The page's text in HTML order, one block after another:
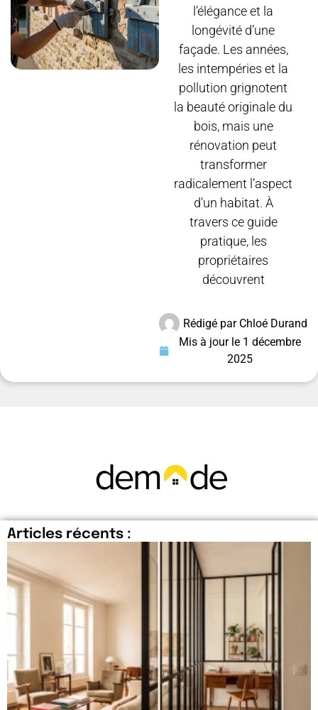
l’élégance et la
longévité d’une
façade. Les années,
les intempéries et la
pollution grignotent
la beauté originale du
bois, mais une
rénovation peut
transformer
radicalement l’aspect
d’un habitat. À
travers ce guide
pratique, les
propriétaires
découvrent
Rédigé par Chloé Durand
Mis à jour le 1 décembre
2025
Articles récents :